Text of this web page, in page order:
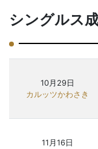
シングルス
10月29日
カルッツかわさき
11月16日